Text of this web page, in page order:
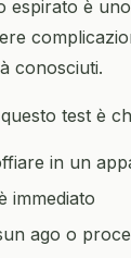
espirato è
conosciuti.
test è
in un
immediato
ago o